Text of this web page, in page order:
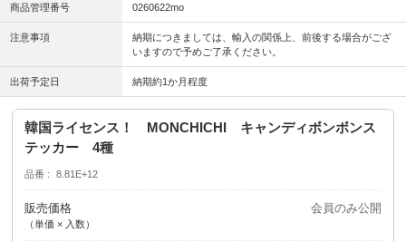
商品管理番号 0260622mo
注意事項
納期につきましては、輸入の関係上、前後する場合がござ
いますので予めご了承ください。
出荷予定日 納期約1か月程度
韓国ライセンス！ MONCHICHI キャンディボンボンス
テッカー 4種
品番 8.81E+12
販売価格
（単価 × 入数）
会員のみ公開